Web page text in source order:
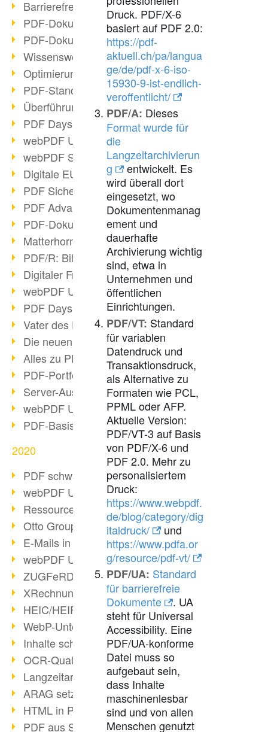
Barrierefreie PDF-Dokumente (2/3)
PDF-Dokumente mit OCR optimieren
PDF-Dokumente barrierefrei?
Wissenswertes über E-Signatur
Optimierung des PDF-Formats
PDF-Standards im Überblick
Überführung PDF/A in Archivsystem
PDF Days Europe 2021
webPDF Update 8.0.0.2282
webPDF Statistik-Auswertungen
Digitale EU COVID-Zertifikate
PDF Sicherheitseinstellungen
PDF Advanced Electronic Signature
PDF-Dokumente neu organisieren
Matterhorn Protokoll 1.1 verfügbar
PDF/R: Bildformat der Zukunft
Digitaler Freigabeprozess
webPDF Update 8.0.0.2255
PDF Days Europe 2021
Vater des PDF gestorben
Die neuen PDF Standards 2020
Alles zu PDF/A-4
PDF-Portfolio erstellen
Server-Auslastung Status-Seite
webPDF Update 8.0.0.2229
PDF-Basisdatenpflege mit webPDF
2020
PDF schwärzen & bereinigen
webPDF Update 8.0.0.2193
Ressourcen für Entwickler
Otto Group Recruiting
E-Mails in PDF
webPDF Update 8.0.0.2176
ZUGFeRD im Überblick
XRechnung Überblick
HEIC/HEIF-Unterstützung
WebP-Unterstützung
Inhalte schwärzen
OCR-Qualität verbessert
Langzeitarchivierung PDF
ARAG setzt auf webPDF
HTML in PDF umwandeln
PDF aus SAP
Druck. PDF/X-6
basiert auf PDF 2.0:
https://pdf-
aktuell.ch/pa/langua
ge/de/pdf-x-6-iso-
15930-9-ist-endlich-
veroffentlicht/
PDF/A: Dieses
Format wurde für
die
Langzeitarchivierun
g
entwickelt. Es
wird überall dort
eingesetzt, wo
Dokumentenmanag
ement und
dauerhafte
Archivierung wichtig
sind, etwa in
Unternehmen und
öffentlichen
Einrichtungen.
PDF/VT: Standard
für variablen
Datendruck und
Transaktionsdruck,
als Alternative zu
Formaten wie PCL,
PPML oder AFP.
Aktuelle Version:
PDF/VT-3 auf Basis
von PDF/X-6 und
PDF 2.0. Mehr zu
personalisiertem
Druck:
https://www.webpdf.
de/blog/category/dig
italdruck/
und
https://www.pdfa.or
g/resource/pdf-vt/
PDF/UA: Standard
für barrierefreie
Dokumente
. UA
steht für Universal
Accessibility. Eine
PDF/UA-konforme
Datei muss so
aufgebaut sein,
dass Inhalte
maschinenlesbar
sind und von allen
Menschen genutzt